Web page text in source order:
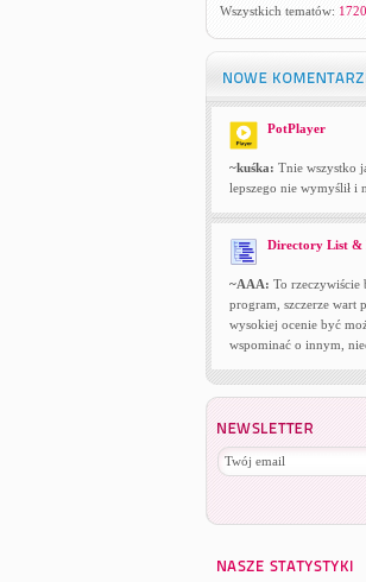
Wszystkich tematów:
PotPlayer
~kuśka: Tnie wszystko
lepszego nie wymyślił i
Directory List &
~AAA: To rzeczywiście
program, szczerze wart
wysokiej ocenie być
wspominać o innym,